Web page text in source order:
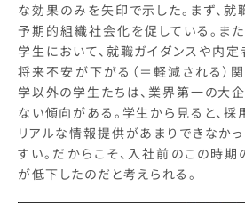
な効果のみを矢印で示した。まず、就
予期的組織社会化を促している。ま
学生において、就職ガイダンスや内定
将来不安が下がる（＝軽減される）
学以外の学生たちは、業界第一の大
ない傾向がある。学生から見ると、採
リアルな情報提供があまりできなか
すい。だからこそ、入社前のこの時
が低下したのだと考えられる。